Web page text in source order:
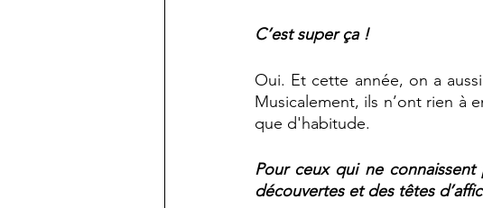
C’est super ça !
Oui. Et cette année, on a
Musicalement, ils n’ont rien à
que d'habitude.
Pour ceux qui ne
découvertes et des têtes